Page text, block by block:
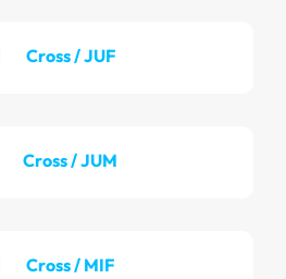
Cross / JUF
Cross / JUM
Cross / MIF